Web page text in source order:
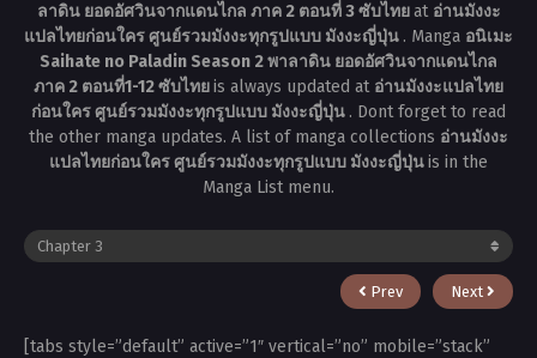
ลาดิน ยอดอัศวินจากแดนไกล ภาค 2 ตอนที่ 3 ซับไทยat อ่านมังงะ
แปลไทยก่อนใคร ศูนย์รวมมังงะทุกรูปแบบ มังงะญี่ปุ่น . Manga อนิเมะ
Saihate no Paladin Season 2 พาลาดิน ยอดอัศวินจากแดนไกล
ภาค 2 ตอนที่1-12 ซับไทยis always updated at อ่านมังงะแปลไทย
ก่อนใคร ศูนย์รวมมังงะทุกรูปแบบ มังงะญี่ปุ่น . Dont forget to read
the other manga updates. A list of manga collections อ่านมังงะ
แปลไทยก่อนใคร ศูนย์รวมมังงะทุกรูปแบบ มังงะญี่ปุ่นis in the
Manga List menu.
Prev Next
[tabs style=”default” active=”1″ vertical=”no” mobile=”stack”